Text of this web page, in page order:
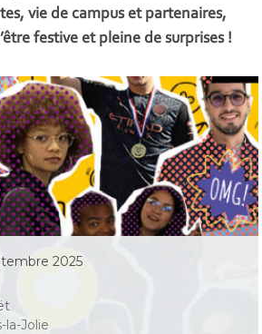
vie de campus et partenaires,
festive et pleine de surprises !
2025
Jolie